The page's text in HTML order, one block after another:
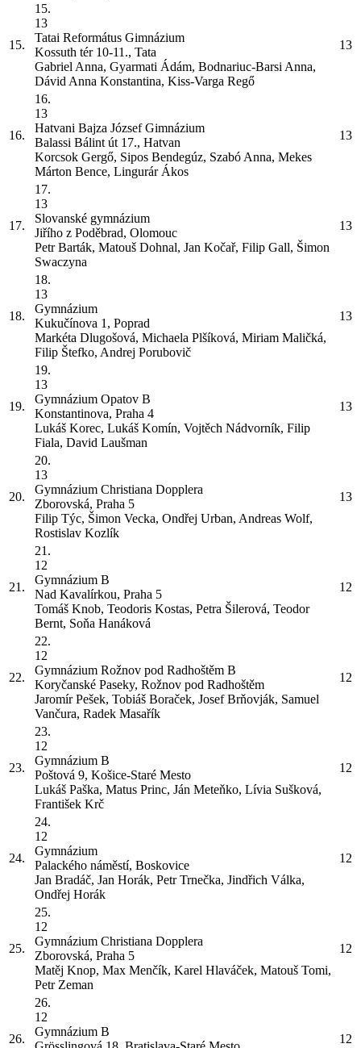
15.
15.
13
Tatai Református Gimnázium
Kossuth tér 10-11., Tata
Gabriel Anna, Gyarmati Ádám, Bodnariuc-Barsi Anna,
Dávid Anna Konstantina, Kiss-Varga Regő
13
16.
16.
13
Hatvani Bajza József Gimnázium
Balassi Bálint út 17., Hatvan
Korcsok Gergő, Sipos Bendegúz, Szabó Anna, Mekes
Márton Bence, Lingurár Ákos
13
17.
17.
13
Slovanské gymnázium
Jiřího z Poděbrad, Olomouc
Petr Barták, Matouš Dohnal, Jan Kočař, Filip Gall, Šimon
Swaczyna
13
18.
18.
13
Gymnázium
Kukučínova 1, Poprad
Markéta Dlugošová, Michaela Plšíková, Miriam Maličká,
Filip Štefko, Andrej Porubovič
13
19.
19.
13
Gymnázium Opatov B
Konstantinova, Praha 4
Lukáš Korec, Lukáš Komín, Vojtěch Nádvorník, Filip
Fiala, David Laušman
13
20.
20.
13
Gymnázium Christiana Dopplera
Zborovská, Praha 5
Filip Týc, Šimon Vecka, Ondřej Urban, Andreas Wolf,
Rostislav Kozlík
13
21.
21.
12
Gymnázium B
Nad Kavalírkou, Praha 5
Tomáš Knob, Teodoris Kostas, Petra Šilerová, Teodor
Bernt, Soňa Hanáková
12
22.
22.
12
Gymnázium Rožnov pod Radhoštěm B
Koryčanské Paseky, Rožnov pod Radhoštěm
Jaromír Pešek, Tobiáš Boraček, Josef Brňovják, Samuel
Vančura, Radek Masařík
12
23.
23.
12
Gymnázium B
Poštová 9, Košice-Staré Mesto
Lukáš Paška, Matus Princ, Ján Meteňko, Lívia Sušková,
František Krč
12
24.
24.
12
Gymnázium
Palackého náměstí, Boskovice
Jan Bradáč, Jan Horák, Petr Trnečka, Jindřich Válka,
Ondřej Horák
12
25.
25.
12
Gymnázium Christiana Dopplera
Zborovská, Praha 5
Matěj Knop, Max Menčík, Karel Hlaváček, Matouš Tomi,
Petr Zeman
12
26.
26.
12
Gymnázium B
12